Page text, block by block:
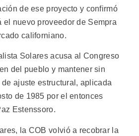
de ese proyecto y confirmó
el nuevo proveedor de Sempra
californiano.
Solares acusa al Congreso
del pueblo y mantener sin
ajuste estructural, aplicada
de 1985 por el entonces
Estenssoro.
la COB volvió a recobrar la